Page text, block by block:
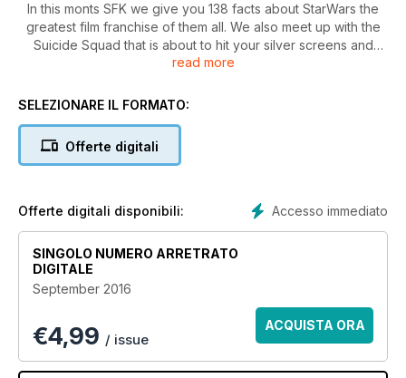
In this monts SFK we give you 138 facts about StarWars the
greatest film franchise of them all. We also meet up with the
Suicide Squad that is about to hit your silver screens and
Disney are about to remake the 1977 classic The Reluctant
read more
SELEZIONARE IL FORMATO:
Offerte digitali
Accesso immediato
Offerte digitali disponibili:
SINGOLO NUMERO ARRETRATO
DIGITALE
September 2016
€4,99 / issue
ACQUISTA ORA